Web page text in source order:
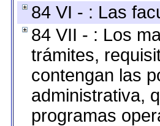
84 VI - : Las
84 VII - : Los
trámites,
contengan las
administrativa,
programas